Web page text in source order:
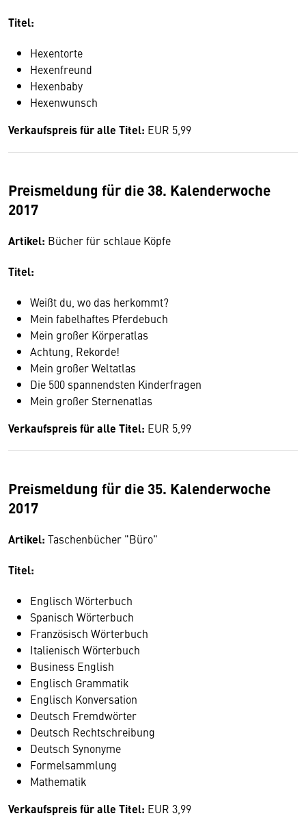
Titel:
Hexentorte
Hexenfreund
Hexenbaby
Hexenwunsch
Verkaufspreis für alle Titel: EUR 5,99
Preismeldung für die 38. Kalenderwoche
2017
Artikel: Bücher für schlaue Köpfe
Titel:
Weißt du, wo das herkommt?
Mein fabelhaftes Pferdebuch
Mein großer Körperatlas
Achtung, Rekorde!
Mein großer Weltatlas
Die 500 spannendsten Kinderfragen
Mein großer Sternenatlas
Verkaufspreis für alle Titel: EUR 5,99
Preismeldung für die 35. Kalenderwoche
2017
Artikel: Taschenbücher "Büro"
Titel:
Englisch Wörterbuch
Spanisch Wörterbuch
Französisch Wörterbuch
Italienisch Wörterbuch
Business English
Englisch Grammatik
Englisch Konversation
Deutsch Fremdwörter
Deutsch Rechtschreibung
Deutsch Synonyme
Formelsammlung
Mathematik
Verkaufspreis für alle Titel: EUR 3,99